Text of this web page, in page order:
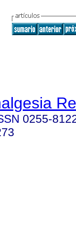
0255-